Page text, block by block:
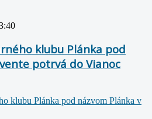
klubu Plánka pod
potrvá do Vianoc